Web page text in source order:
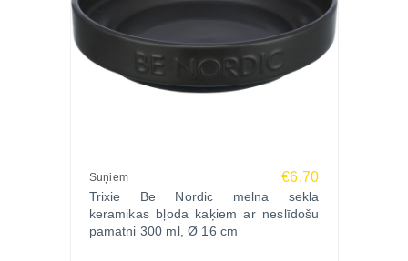
Suņiem €6.70
Trixie Be Nordic melna sekla
keramikas bļoda kaķiem ar neslīdošu
pamatni 300 ml, Ø 16 cm